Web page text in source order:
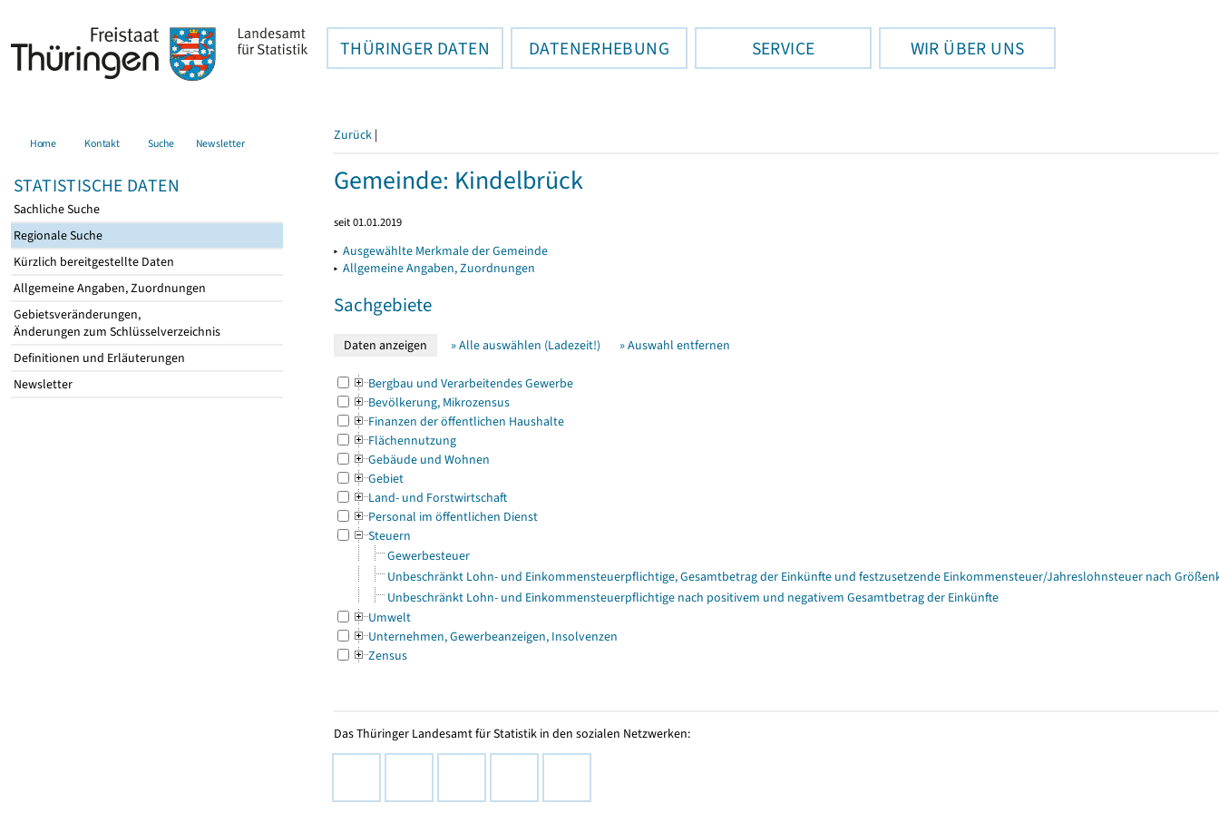
THÜRINGER DATEN DATENERHEBUNG SERVICE WIR ÜBER UNS
Home Kontakt Suche Newsletter
STATISTISCHE DATEN
Sachliche Suche
Regionale Suche
Kürzlich bereitgestellte Daten
Allgemeine Angaben, Zuordnungen
Gebietsveränderungen,
Änderungen zum Schlüsselverzeichnis
Definitionen und Erläuterungen
Newsletter
Zurück |
Gemeinde: Kindelbrück
seit 01.01.2019
▸ Ausgewählte Merkmale der Gemeinde
▸ Allgemeine Angaben, Zuordnungen
Sachgebiete
» Alle auswählen (Ladezeit!) » Auswahl entfernen
Bergbau und Verarbeitendes Gewerbe
Bevölkerung, Mikrozensus
Finanzen der öffentlichen Haushalte
Flächennutzung
Gebäude und Wohnen
Gebiet
Land- und Forstwirtschaft
Personal im öffentlichen Dienst
Steuern
Gewerbesteuer
Unbeschränkt Lohn- und Einkommensteuerpflichtige, Gesamtbetrag der Einkünfte und festzusetzende Einkommensteuer/Jahreslohnsteuer nach
Unbeschränkt Lohn- und Einkommensteuerpflichtige nach positivem und negativem Gesamtbetrag der Einkünfte
Umwelt
Unternehmen, Gewerbeanzeigen, Insolvenzen
Zensus
Das Thüringer Landesamt für Statistik in den sozialen Netzwerken: